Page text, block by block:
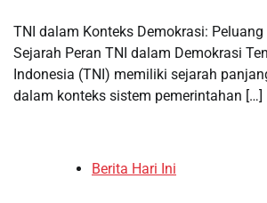
TNI dalam Konteks Demokrasi:
Sejarah Peran TNI dalam Demokrasi
Indonesia (TNI) memiliki sejarah
dalam konteks sistem pemerintahan […]
Berita Hari Ini